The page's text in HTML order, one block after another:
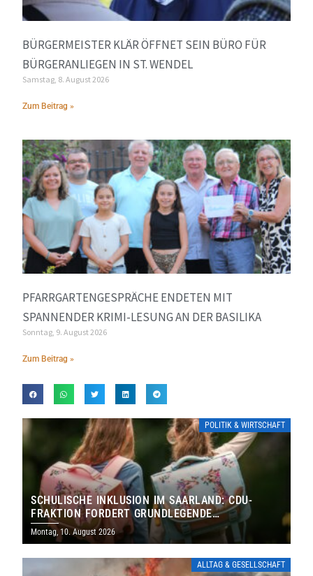
BÜRGERMEISTER KLÄR ÖFFNET SEIN BÜRO FÜR
BÜRGERANLIEGEN IN ST. WENDEL
Samstag, 8. August 2026
Zum Beitrag »
PFARRGARTENGESPRÄCHE ENDETEN MIT
SPANNENDER KRIMI-LESUNG AN DER BASILIKA
Sonntag, 9. August 2026
Zum Beitrag »
POLITIK & WIRTSCHAFT
SCHULISCHE INKLUSION IM SAARLAND: CDU-
FRAKTION FORDERT GRUNDLEGENDE
NEUAUFSTELLUNG
Montag, 10. August 2026
ALLTAG & GESELLSCHAFT